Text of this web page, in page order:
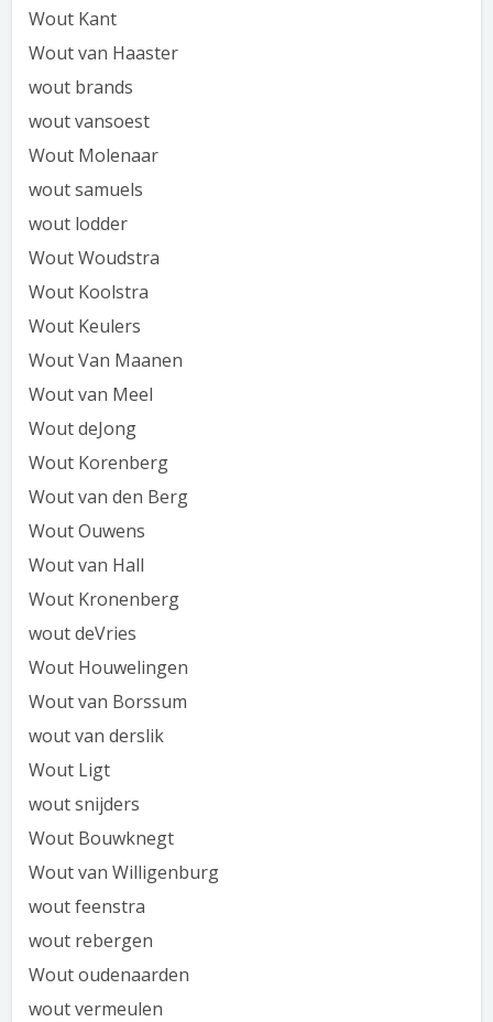
Wout Kant
Wout van Haaster
wout brands
wout vansoest
Wout Molenaar
wout samuels
wout lodder
Wout Woudstra
Wout Koolstra
Wout Keulers
Wout Van Maanen
Wout van Meel
Wout deJong
Wout Korenberg
Wout van den Berg
Wout Ouwens
Wout van Hall
Wout Kronenberg
wout deVries
Wout Houwelingen
Wout van Borssum
wout van derslik
Wout Ligt
wout snijders
Wout Bouwknegt
Wout van Willigenburg
wout feenstra
wout rebergen
Wout oudenaarden
wout vermeulen